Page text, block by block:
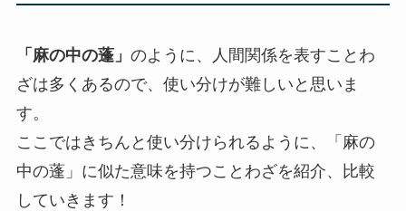
「麻の中の蓬」 のように、人間関係を表すことわ
ざは多くあるので、使い分けが難しいと思いま
す。
ここではきちんと使い分けられるように、「麻の
中の蓬」に似た意味を持つことわざを紹介、比較
していきます！